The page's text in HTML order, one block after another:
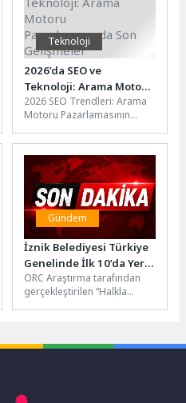
Teknoloji
2026’da SEO ve
Teknoloji: Arama Motoru
Pazarlamasında Son
Gelişmeler
2026 SEO Trendleri: Arama
Motoru Pazarlamasının
sürekli değişen trendler ve
gelişmeler, dijital...
Gündem
İznik Belediyesi Türkiye
Genelinde İlk 10’da Yer
Aldı
ORC Araştırma tarafından
gerçekleştirilen “Halkla
Belediyeleri”...